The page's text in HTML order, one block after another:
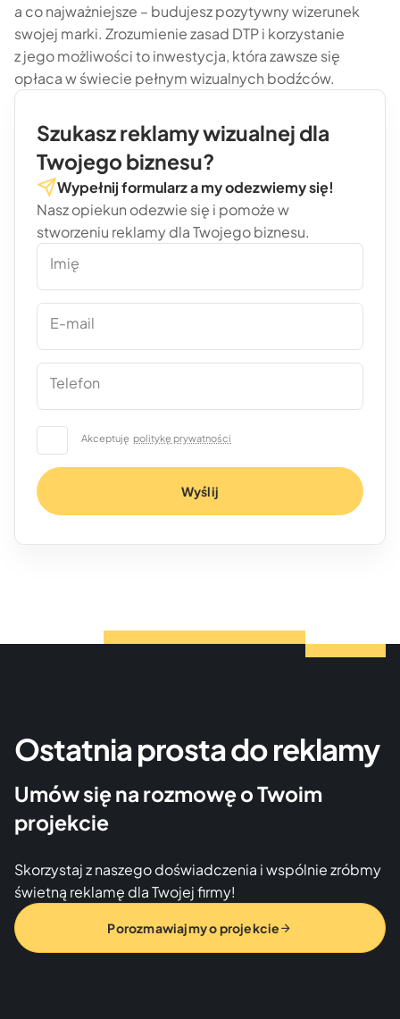
a co najważniejsze – budujesz pozytywny wizerunek
swojej marki. Zrozumienie zasad DTP i korzystanie
z jego możliwości to inwestycja, która zawsze się
opłaca w świecie pełnym wizualnych bodźców.
Szukasz reklamy wizualnej dla
Twojego biznesu?
Wypełnij formularz a my odezwiemy się!
Nasz opiekun odezwie się i pomoże w
stworzeniu reklamy dla Twojego biznesu.
Imię
E-mail
Telefon
Akceptuję politykę prywatności
Wyślij
Ostatnia prosta do reklamy
Umów się na rozmowę o Twoim
projekcie
Skorzystaj z naszego doświadczenia i wspólnie zróbmy
świetną reklamę dla Twojej firmy!
Porozmawiajmy o projekcie